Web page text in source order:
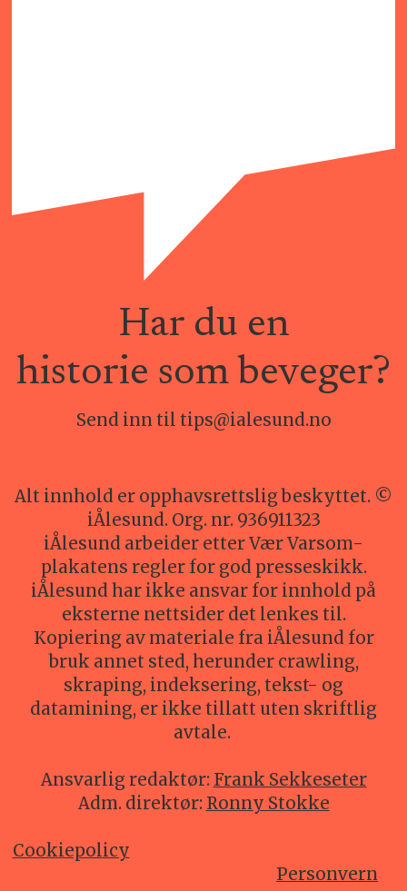
Har du en
historie som beveger?
Send inn til tips@ialesund.no
Alt innhold er opphavsrettslig beskyttet. ©
iÅlesund. Org. nr. 936911323
iÅlesund arbeider etter Vær Varsom-
plakatens regler for god presseskikk.
iÅlesund har ikke ansvar for innhold på
eksterne nettsider det lenkes til.
Kopiering av materiale fra iÅlesund for
bruk annet sted, herunder crawling,
skraping, indeksering, tekst- og
datamining, er ikke tillatt uten skriftlig
avtale.
Ansvarlig redaktør: Frank Sekkeseter
Adm. direktør: Ronny Stokke
Cookiepolicy
Personvern